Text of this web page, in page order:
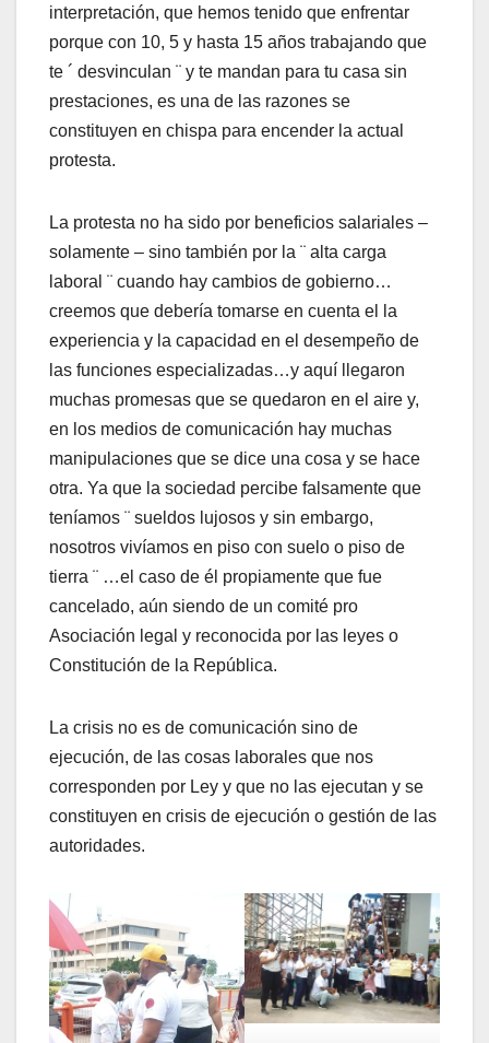
interpretación, que hemos tenido que enfrentar
porque con 10, 5 y hasta 15 años trabajando que
te ´ desvinculan ¨ y te mandan para tu casa sin
prestaciones, es una de las razones se
constituyen en chispa para encender la actual
protesta.
La protesta no ha sido por beneficios salariales –
solamente – sino también por la ¨ alta carga
laboral ¨ cuando hay cambios de gobierno…
creemos que debería tomarse en cuenta el la
experiencia y la capacidad en el desempeño de
las funciones especializadas…y aquí llegaron
muchas promesas que se quedaron en el aire y,
en los medios de comunicación hay muchas
manipulaciones que se dice una cosa y se hace
otra. Ya que la sociedad percibe falsamente que
teníamos ¨ sueldos lujosos y sin embargo,
nosotros vivíamos en piso con suelo o piso de
tierra ¨ …el caso de él propiamente que fue
cancelado, aún siendo de un comité pro
Asociación legal y reconocida por las leyes o
Constitución de la República.
La crisis no es de comunicación sino de
ejecución, de las cosas laborales que nos
corresponden por Ley y que no las ejecutan y se
constituyen en crisis de ejecución o gestión de las
autoridades.